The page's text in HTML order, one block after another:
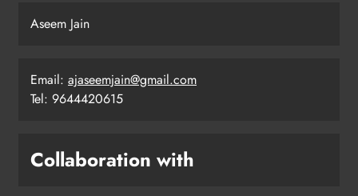
Aseem Jain
Email: ajaseemjain@gmail.com
Tel: 9644420615
Collaboration with